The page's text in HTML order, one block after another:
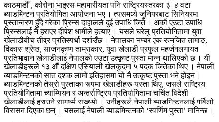
काठमाडौँ , कोरोना भाइरस महामारीयता पनि राष्ट्रियस्तरका ३–४ वटा
ब्याडमिन्टन प्रतियोगिता आयोजना भए । त्यसमध्ये जुनियरबाट सिनियरमा
पुस्तान्तरण हुँदै गरेका प्रिन्स दाहालले दुई उपाधि जिते । अर्को एउटा उपाधि
प्रिन्सलाई नै हराएर दीपेश धामीले हत्याए । यसले घरेलु प्रतियोगितामा युवा
खेलाडीबीच तीव्र प्रतिस्पर्धा दर्शाउँछ ।नेपालका नम्बर एक रत्नजित तामाङ,
विकास श्रेष्ठ, साजनकृष्ण ताम्राकार, युवा खेलाडी प्रफुल महर्जनलगायत
प्रतिभावान खेलाडीलाई नेपालको एउटा उत्कृष्ट पुस्ता मान्न थालिएको छ । यी
खेलाडीहरूले १३ औं दक्षिण एसियाली खेलकुदमा ५ पदक जितेका थिए । नेपाली
ब्याडमिन्टनको सात दशक लामो इतिहासमा यो नै उत्कृष्ट पुस्ता भने होइन ।
ब्याडमिन्टनको तेस्रो पुस्ताका रूपमा खेलाडीहरू यस्ता थिए, जसले राष्ट्रिय
प्रतियोगितामा च्याम्पियन र अन्तर्राष्ट्रिय प्रतियोगितामा चर्चित विदेशी
खेलाडीलाई हराउने सामर्थ्य राख्थ्यो । उनीहरूले नेपाली ब्याडमिन्टनलाई गर्विलो
विरासत दिएका छन् । यसलाई नेपाली ब्याडमिन्टनको ‘स्वर्णिम पुस्ता’ मानिन्छ ।